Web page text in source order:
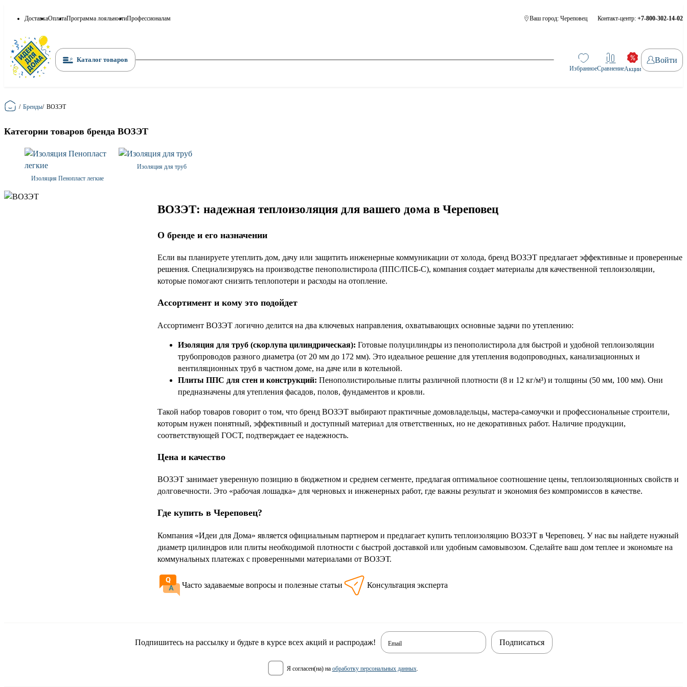
ДоставкаОплатаПрограмма лояльностиПрофессионалам Ваш город: Череповец Контакт-центр: +7-800-302-14-02
Каталог товаров
ИзбранноеСравнениеАкции
Войти
Главная
/ Бренды/ ВОЗЭТ
Категории товаров бренда ВОЗЭТ
Изоляция Пенопласт легкие
Изоляция для труб
ВОЗЭТ: надежная теплоизоляция для вашего дома в Череповец
О бренде и его назначении
Если вы планируете утеплить дом, дачу или защитить инженерные коммуникации от холода, бренд ВОЗЭТ предлагает эффективные и проверенные
решения. Специализируясь на производстве пенополистирола (ППС/ПСБ-С), компания создает материалы для качественной теплоизоляции,
которые помогают снизить теплопотери и расходы на отопление.
Ассортимент и кому это подойдет
Ассортимент ВОЗЭТ логично делится на два ключевых направления, охватывающих основные задачи по утеплению:
Изоляция для труб (скорлупа цилиндрическая): Готовые полуцилиндры из пенополистирола для быстрой и удобной теплоизоляции
трубопроводов разного диаметра (от 20 мм до 172 мм). Это идеальное решение для утепления водопроводных, канализационных и
вентиляционных труб в частном доме, на даче или в котельной.
Плиты ППС для стен и конструкций: Пенополистирольные плиты различной плотности (8 и 12 кг/м³) и толщины (50 мм, 100 мм). Они
предназначены для утепления фасадов, полов, фундаментов и кровли.
Такой набор товаров говорит о том, что бренд ВОЗЭТ выбирают практичные домовладельцы, мастера-самоучки и профессиональные строители,
которым нужен понятный, эффективный и доступный материал для ответственных, но не декоративных работ. Наличие продукции,
соответствующей ГОСТ, подтверждает ее надежность.
Цена и качество
ВОЗЭТ занимает уверенную позицию в бюджетном и среднем сегменте, предлагая оптимальное соотношение цены, теплоизоляционных свойств и
долговечности. Это «рабочая лошадка» для черновых и инженерных работ, где важны результат и экономия без компромиссов в качестве.
Где купить в Череповец?
Компания «Идеи для Дома» является официальным партнером и предлагает купить теплоизоляцию ВОЗЭТ в Череповец. У нас вы найдете нужный
диаметр цилиндров или плиты необходимой плотности с быстрой доставкой или удобным самовывозом. Сделайте ваш дом теплее и экономьте на
коммунальных платежах с проверенными материалами от ВОЗЭТ.
Часто задаваемые вопросы и полезные статьи Консультация эксперта
Подпишитесь на рассылку и будьте в курсе всех акций и распродаж! Email
я согласен(на) на обработку персональных данных.
Подписаться